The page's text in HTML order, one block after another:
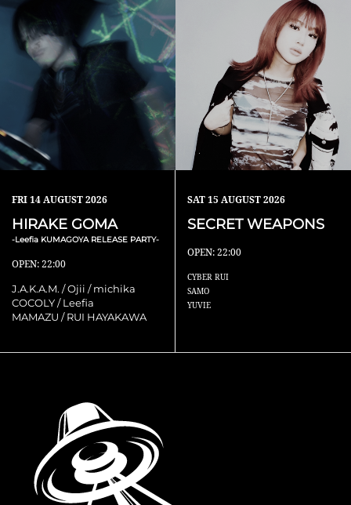
FRI14 AUGUST 2026
HIRAKE GOMA
-Leefia KUMAGOYA RELEASE PARTY-
OPEN: 22:00
J.A.K.A.M. / Ojii / michika
COCOLY / Leefia
MAMAZU / RUI HAYAKAWA
SAT15 AUGUST 2026
SECRET WEAPONS
OPEN: 22:00
CYBER RUI
SAMO
YUVIE